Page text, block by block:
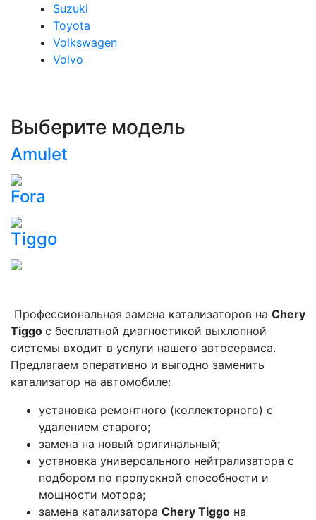
Suzuki
Toyota
Volkswagen
Volvo
Выберите модель
Amulet
Fora
Tiggo
Профессиональная замена катализаторов на Сhery
Tiggo с бесплатной диагностикой выхлопной
системы входит в услуги нашего автосервиса.
Предлагаем оперативно и выгодно заменить
катализатор на автомобиле:
установка ремонтного (коллекторного) с
удалением старого;
замена на новый оригинальный;
установка универсального нейтрализатора с
подбором по пропускной способности и
мощности мотора;
замена катализатора Сhery Tiggo на